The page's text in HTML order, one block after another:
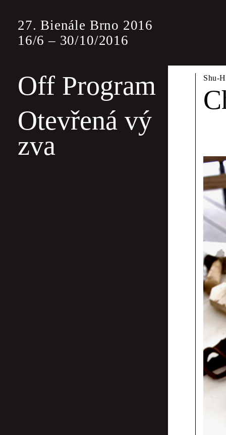
27. Bienále Brno 2016
16/6 – 30/10/2016
Off Program
Otevřená vý
zva
Shu-
Lotte van de